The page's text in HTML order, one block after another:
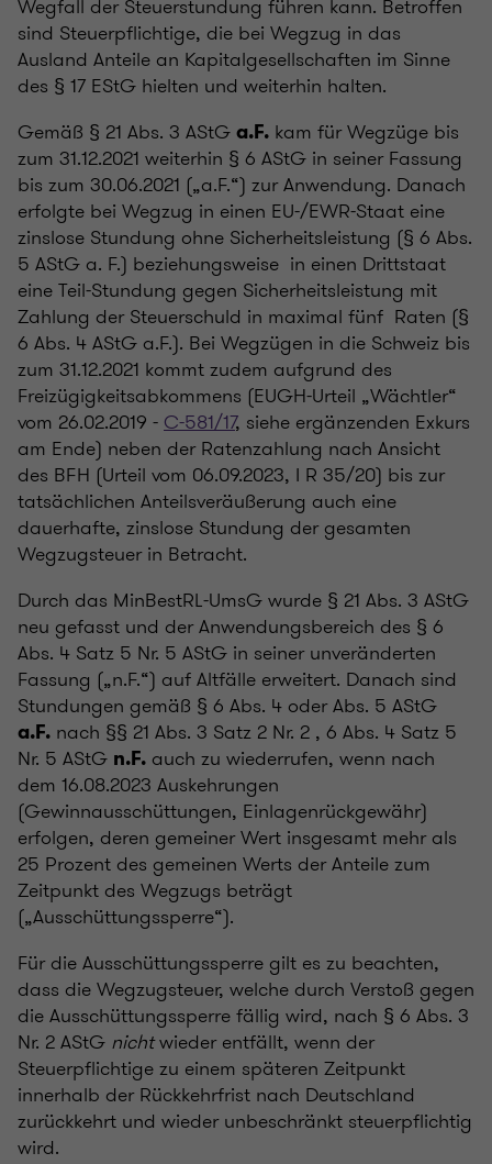
Wegfall der Steuerstundung führen kann. Betroffen
sind Steuerpflichtige, die bei Wegzug in das
Ausland Anteile an Kapitalgesellschaften im Sinne
des § 17 EStG hielten und weiterhin halten.
Gemäß § 21 Abs. 3 AStG a.F. kam für Wegzüge bis
zum 31.12.2021 weiterhin § 6 AStG in seiner Fassung
bis zum 30.06.2021 („a.F.“) zur Anwendung. Danach
erfolgte bei Wegzug in einen EU-/EWR-Staat eine
zinslose Stundung ohne Sicherheitsleistung (§ 6 Abs.
5 AStG a. F.) beziehungsweise in einen Drittstaat
eine Teil-Stundung gegen Sicherheitsleistung mit
Zahlung der Steuerschuld in maximal fünf Raten (§
6 Abs. 4 AStG a.F.). Bei Wegzügen in die Schweiz bis
zum 31.12.2021 kommt zudem aufgrund des
Freizügigkeitsabkommens (EUGH-Urteil „Wächtler“
vom 26.02.2019 -C-581/17, siehe ergänzenden Exkurs
am Ende) neben der Ratenzahlung nach Ansicht
des BFH (Urteil vom 06.09.2023, I R 35/20) bis zur
tatsächlichen Anteilsveräußerung auch eine
dauerhafte, zinslose Stundung der gesamten
Wegzugsteuer in Betracht.
Durch das MinBestRL-UmsG wurde § 21 Abs. 3 AStG
neu gefasst und der Anwendungsbereich des § 6
Abs. 4 Satz 5 Nr. 5 AStG in seiner unveränderten
Fassung („n.F.“) auf Altfälle erweitert. Danach sind
Stundungen gemäß § 6 Abs. 4 oder Abs. 5 AStG
a.F. nach §§ 21 Abs. 3 Satz 2 Nr. 2 , 6 Abs. 4 Satz 5
Nr. 5 AStG n.F. auch zu wiederrufen, wenn nach
dem 16.08.2023 Auskehrungen
(Gewinnausschüttungen, Einlagenrückgewähr)
erfolgen, deren gemeiner Wert insgesamt mehr als
25 Prozent des gemeinen Werts der Anteile zum
Zeitpunkt des Wegzugs beträgt
(„Ausschüttungssperre“).
Für die Ausschüttungssperre gilt es zu beachten,
dass die Wegzugsteuer, welche durch Verstoß gegen
die Ausschüttungssperre fällig wird, nach § 6 Abs. 3
Nr. 2 AStG nichtwieder entfällt, wenn der
Steuerpflichtige zu einem späteren Zeitpunkt
innerhalb der Rückkehrfrist nach Deutschland
zurückkehrt und wieder unbeschränkt steuerpflichtig
wird.